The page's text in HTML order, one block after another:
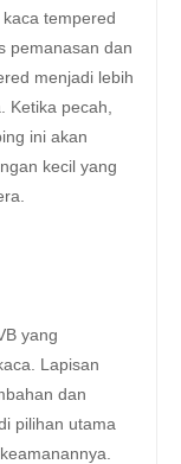
tempered
pemanasan dan
menjadi lebih
Ketika pecah,
ini akan
kecil yang
yang
Lapisan
dan
pilihan utama